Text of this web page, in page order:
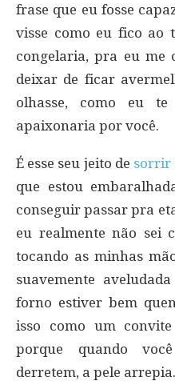
frase que eu fosse
visse como eu fico ao
congelaria, pra eu me
deixar de ficar
olhasse, como eu
apaixonaria por você.
É esse seu jeito de sorrir
que estou
conseguir passar pra
eu realmente não sei
tocando as minhas
suavemente
forno estiver bem
isso como um
porque quando
derretem, a pele arrepia.